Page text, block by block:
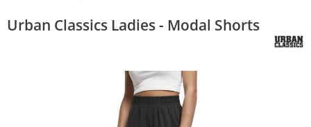
Urban Classics Ladies - Modal Shorts